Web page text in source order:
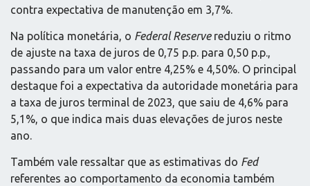
contra expectativa de manutenção em 3,7%.
Na política monetária, o Federal Reservereduziu o ritmo
de ajuste na taxa de juros de 0,75 p.p. para 0,50 p.p.,
passando para um valor entre 4,25% e 4,50%. O principal
destaque foi a expectativa da autoridade monetária para
a taxa de juros terminal de 2023, que saiu de 4,6% para
5,1%, o que indica mais duas elevações de juros neste
ano.
Também vale ressaltar que as estimativas do Fed
referentes ao comportamento da economia também